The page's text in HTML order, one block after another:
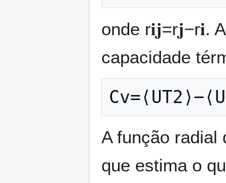
onde r𝐢𝐣=r𝐣−r𝐢.
capacidade
Cv=⟨ UT2 ⟩−⟨ U
A função radial
que estima o